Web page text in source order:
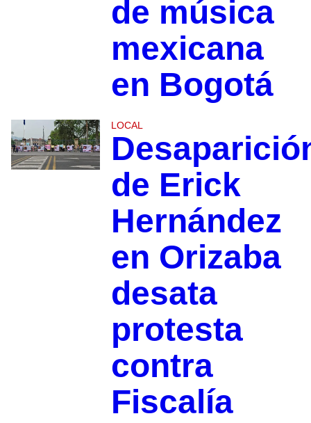
de música
mexicana
en Bogotá
LOCAL
de Erick
Hernández
en Orizaba
desata
protesta
contra
Fiscalía